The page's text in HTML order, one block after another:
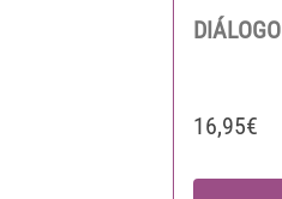
DIÁLOGO
16,95€